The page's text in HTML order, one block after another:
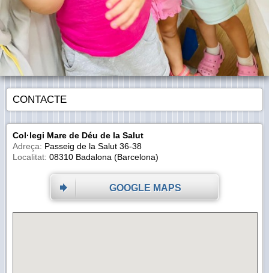
CONTACTE
Col·legi Mare de Déu de la Salut
Adreça: Passeig de la Salut 36-38
Localitat: 08310 Badalona (Barcelona)
GOOGLE MAPS